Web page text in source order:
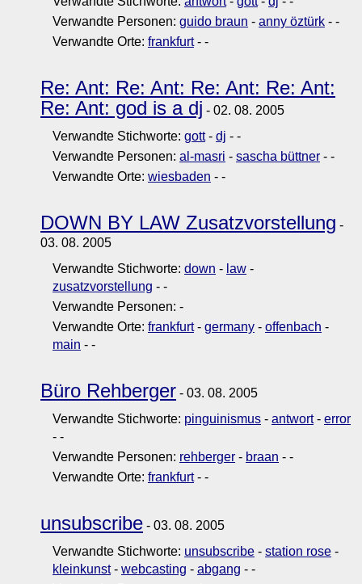
Verwandte Personen: guido braun - anny öztürk - -
Verwandte Orte: frankfurt- -
Re: Ant: Re: Ant: Re: Ant: Re: Ant:
Re: Ant: god is a dj - 02. 08. 2005
Verwandte Stichworte: gott- dj - -
Verwandte Personen: al-masri - sascha büttner - -
Verwandte Orte: wiesbaden - -
DOWN BY LAW Zusatzvorstellung -
03. 08. 2005
Verwandte Stichworte: down - law -
zusatzvorstellung - -
Verwandte Personen: -
Verwandte Orte: frankfurt- germany - offenbach -
main - -
Büro Rehberger - 03. 08. 2005
Verwandte Stichworte: pinguinismus - antwort- error
- -
Verwandte Personen: rehberger - braan - -
Verwandte Orte: frankfurt- -
unsubscribe - 03. 08. 2005
Verwandte Stichworte: unsubscribe - station rose -
kleinkunst- webcasting - abgang - -